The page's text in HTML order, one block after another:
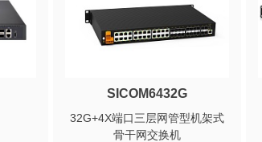
SICOM6432G
32G+4X端口三层网管型机架式
骨干网交换机